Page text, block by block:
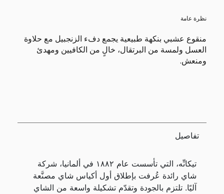
نظرة عامة
منقوع عشبي بنكهة طبيعية يجمع دفء الزنجبيل مع حلاوة
العسل ولمسة من البرتقال، خالٍ من الكافيين ومهدئ
ومنعش.
تفاصيل
تيكانِّه، التي تأسست عام ١٨٨٢ في ألمانيا، شركة
شاي رائدة عُرفت بإطلاق أول أكياس شاي مصنَّعة
آليًا. تلتزم بالجودة وتقدّم تشكيلة واسعة من الشاي